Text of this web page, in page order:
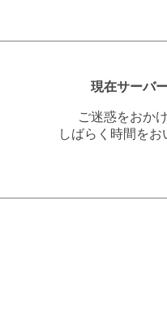
現在サーバ
ご迷惑をおか
しばらく時間を